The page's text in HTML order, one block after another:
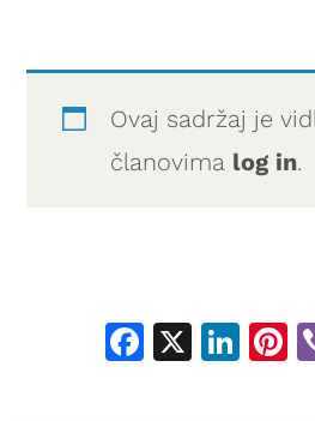
Ovaj sadržaj je
članovima log in.
X